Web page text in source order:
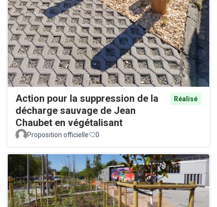
Action pour la suppression de la
décharge sauvage de Jean
Chaubet en végétalisant
Réalisé
Proposition officielle 0